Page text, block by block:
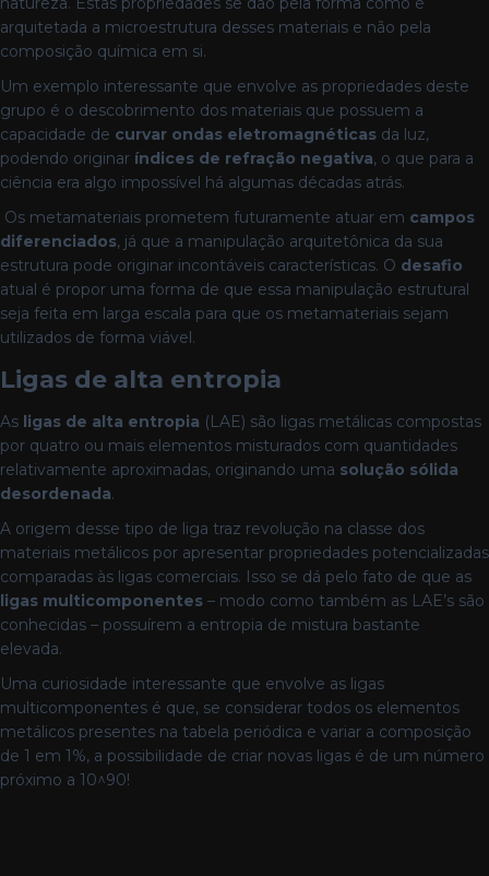
arquitetada a microestrutura desses materiais e não pela
composição química em si.
Um exemplo interessante que envolve as propriedades deste
grupo é o descobrimento dos materiais que possuem a
capacidade de curvar ondas eletromagnéticas da luz,
podendo originar índices de refração negativa, o que para a
ciência era algo impossível há algumas décadas atrás.
Os metamateriais prometem futuramente atuar em campos
diferenciados, já que a manipulação arquitetônica da sua
estrutura pode originar incontáveis características. O desafio
atual é propor uma forma de que essa manipulação estrutural
seja feita em larga escala para que os metamateriais sejam
utilizados de forma viável.
Ligas de alta entropia
As ligas de alta entropia (LAE) são ligas metálicas compostas
por quatro ou mais elementos misturados com quantidades
relativamente aproximadas, originando uma solução sólida
desordenada.
A origem desse tipo de liga traz revolução na classe dos
materiais metálicos por apresentar propriedades potencializadas
comparadas às ligas comerciais. Isso se dá pelo fato de que as
ligas multicomponentes – modo como também as LAE’s são
conhecidas – possuírem a entropia de mistura bastante
elevada.
Uma curiosidade interessante que envolve as ligas
multicomponentes é que, se considerar todos os elementos
metálicos presentes na tabela periódica e variar a composição
de 1 em 1%, a possibilidade de criar novas ligas é de um número
próximo a 10^90!